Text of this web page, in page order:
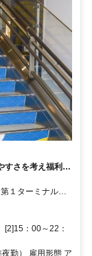
さを考え福利厚
１ターミナル）
） JR・京成本
：00～22：
勤） 雇用形態 ア